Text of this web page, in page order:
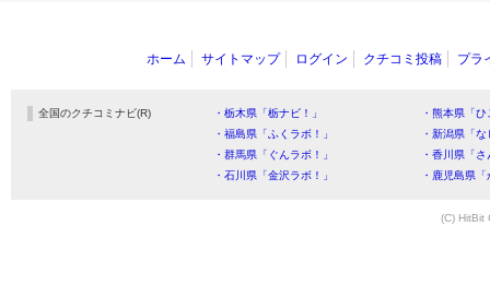
ホーム サイトマップ ログイン クチコミ投稿 プラ
全国のクチコミナビ(R) ・栃木県「栃ナビ！」
・熊本県「
・福島県「ふくラボ！」
・新潟県「
・群馬県「ぐんラボ！」
・香川県「
・石川県「金沢ラボ！」
・鹿児島県
(C) HitBit